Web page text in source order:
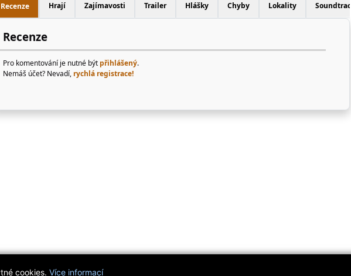
Recenze Hrají Zajímavosti Trailer Hlášky Chyby Lokality Soundtrack
Recenze
Pro komentování je nutné být přihlášený.
Nemáš účet? Nevadí, rychlá registrace!
cookies. Více informací